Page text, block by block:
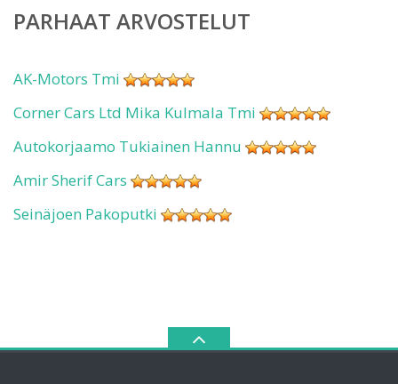
PARHAAT ARVOSTELUT
AK-Motors Tmi
Corner Cars Ltd Mika Kulmala Tmi
Autokorjaamo Tukiainen Hannu
Amir Sherif Cars
Seinäjoen Pakoputki